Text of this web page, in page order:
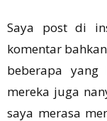
Saya post di
komentar
beberapa
mereka juga
saya merasa